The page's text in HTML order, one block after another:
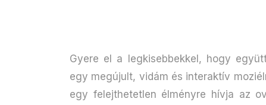
Gyere el a legkisebbekkel, hogy
egy megújult, vidám és interaktív
egy felejthetetlen élményre hívja az